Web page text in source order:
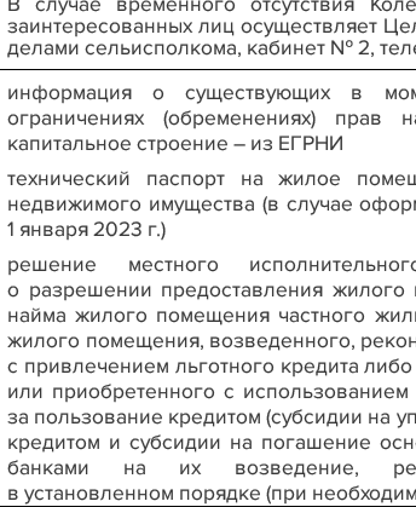
заинтересованных лиц осуществляет
делами сельисполкома, кабинет № 2,
информация о существующих в
ограничениях (обременениях)
капитальное строение – из ЕГРНИ
технический паспорт на жилое
недвижимого имущества (в случае
1 января 2023 г.)
решение местного
о разрешении предоставления
найма жилого помещения частного
жилого помещения, возведенного,
с привлечением льготного кредита
или приобретенного с
за пользование кредитом (субсидии на
кредитом и субсидии на погашение
банками на их возведение,
в установленном порядке (при